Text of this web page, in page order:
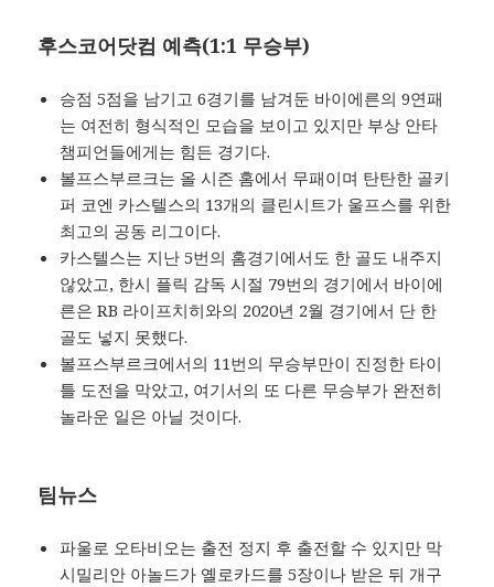
후스코어닷컴 예측(1:1 무승부)
승점 5점을 남기고 6경기를 남겨둔 바이에른의 9연패
는 여전히 형식적인 모습을 보이고 있지만 부상 안타
챔피언들에게는 힘든 경기다.
볼프스부르크는 올 시즌 홈에서 무패이며 탄탄한 골키
퍼 코엔 카스텔스의 13개의 클린시트가 울프스를 위한
최고의 공동 리그이다.
카스텔스는 지난 5번의 홈경기에서도 한 골도 내주지
않았고, 한시 플릭 감독 시절 79번의 경기에서 바이에
른은 RB 라이프치히와의 2020년 2월 경기에서 단 한
골도 넣지 못했다.
볼프스부르크에서의 11번의 무승부만이 진정한 타이
틀 도전을 막았고, 여기서의 또 다른 무승부가 완전히
놀라운 일은 아닐 것이다.
팀뉴스
파울로 오타비오는 출전 정지 후 출전할 수 있지만 막
시밀리안 아놀드가 옐로카드를 5장이나 받은 뒤 개구